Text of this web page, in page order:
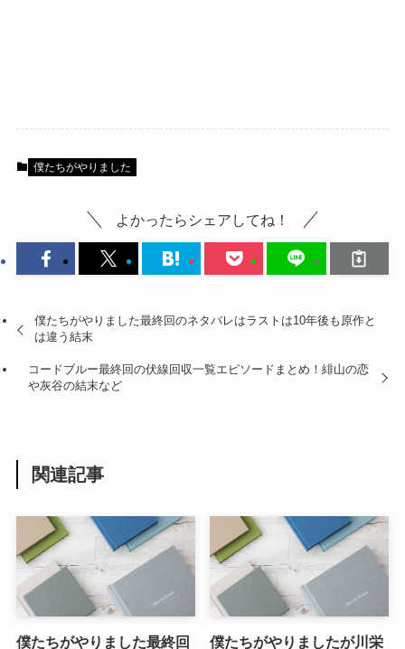
僕たちがやりました
よかったらシェアしてね！
僕たちがやりました最終回のネタバレはラストは10年後も原作と
は違う結末
コードブルー最終回の伏線回収一覧エピソードまとめ！緋山の恋
や灰谷の結末など
関連記事
僕たちがやりました最終回 僕たちがやりましたが川栄